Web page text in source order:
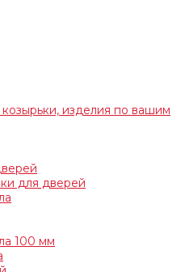
изделия по вашим
для дверей
100 мм